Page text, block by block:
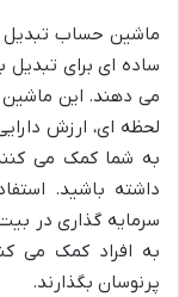
ماشین حساب تبدیل
ساده ای برای تبدیل
می دهند. این
لحظه ای، ارزش
به شما کمک می
داشته باشید.
سرمایه گذاری در
به افراد کمک می
پرنوسان بگذارند.